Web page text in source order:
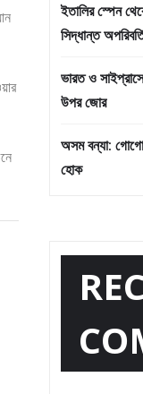
ইতালির স্পেন
সিদ্ধান্ত
ভারত ও
উপর জোর
অসম বন্যা:
হোক